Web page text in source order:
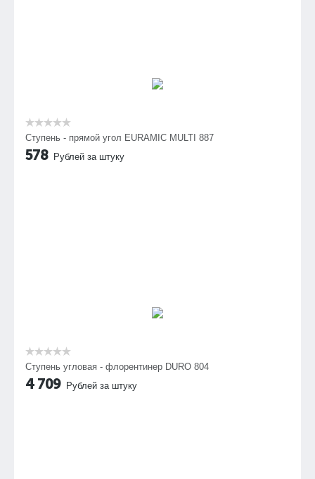
Ступень - прямой угол EURAMIC MULTI 887
578 Рублей за штуку
Ступень угловая - флорентинер DURO 804
4 709 Рублей за штуку